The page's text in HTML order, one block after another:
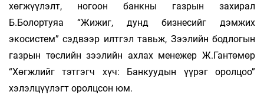
хөгжүүлэлт, ногоон банкны газрын захирал
Б.Болортуяа “Жижиг, дунд бизнесийг дэмжих
экосистем” сэдвээр илтгэл тавьж, Зээлийн бодлогын
газрын төслийн зээлийн ахлах менежер Ж.Гантөмөр
“Хөгжлийг тэтгэгч хүч: Банкуудын үүрэг оролцоо”
хэлэлцүүлэгт оролцсон юм.